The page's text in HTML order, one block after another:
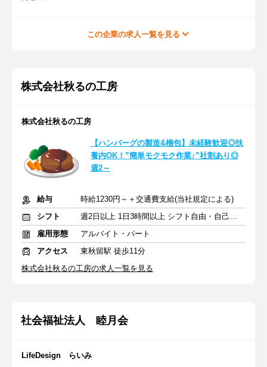
この企業の求人一覧を見る
株式会社秋るの工房
株式会社秋るの工房
【ハンバーグの製造&梱包】未経験歓迎◎扶
養内OK！”簡単モクモク作業♪”社割あり◎
週2～
給与
時給1230円～＋交通費支給(当社規定による)
シフト
週2日以上 1日3時間以上 シフト自由・自己申告
雇用形態
アルバイト・パート
アクセス
東秋留駅 徒歩11分
株式会社秋るの工房の求人一覧を見る
社会福祉法人 睦月会
LifeDesign らいみ